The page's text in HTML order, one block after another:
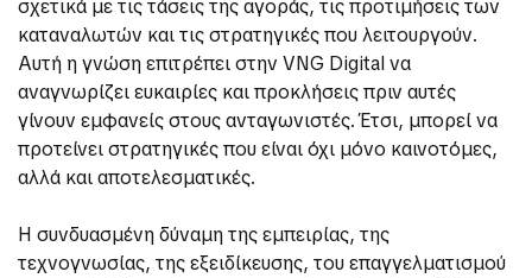
σχετικά με τις τάσεις της αγοράς, τις προτιμήσεις των
καταναλωτών και τις στρατηγικές που λειτουργούν.
Αυτή η γνώση επιτρέπει στην VNG Digital να
αναγνωρίζει ευκαιρίες και προκλήσεις πριν αυτές
γίνουν εμφανείς στους ανταγωνιστές. Έτσι, μπορεί να
προτείνει στρατηγικές που είναι όχι μόνο καινοτόμες,
αλλά και αποτελεσματικές.
Η συνδυασμένη δύναμη της εμπειρίας, της
τεχνογνωσίας, της εξειδίκευσης, του επαγγελματισμού